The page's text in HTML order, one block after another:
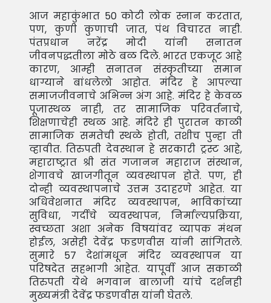
आज महाकुंभात 50 कोटी लोक स्नान करतात,
पण, कुणी कुणाची जात, पंथ विचारत नाही.
पंतप्रधान नरेंद्र मोदी यांनी सनातन
जीवनपद्धतीला मोठे बळ दिले. भारत एकजूट आहे
कारण, आम्ही सनातन संस्कृतीच्या समान
धाग्याने बांधलेलो आहोत. मंदिर हे आपल्या
समाजजीवनाचे अभिन्न अंग आहे. मंदिर हे केवळ
पूजास्थळ नाही, तर सामाजिक परिवर्तनाचे,
शिक्षणाचेही स्थळ आहे. मंदिरे ही पुरातन काळी
सामाजिक समतेची स्थळे होती, तशीच पुन्हा ती
व्हावीत. तिरुपती देवस्थान हे सरकारी ट्रस्ट आहे,
महाराष्ट्रात श्री संत गजानन महाराज संस्थान,
शेगावचे खाजगीतून व्यवस्थापन होते. पण, ही
दोन्ही व्यवस्थापनाचे उत्तम उदाहरणे आहेत. या
अधिवेशनात मंदिर व्यवस्थापन, भाविकांच्या
सुविधा, गर्दीचे व्यवस्थापन, निर्माल्यप्रक्रिया,
स्वच्छता अशा अनेक विषयांवर व्यापक मंथन
होईल, असेही देवेंद्र फडणवीस यांनी सांगितले.
सुमारे 57 देशांमधून मंदिर व्यवस्थापन या
परिषदेत सहभागी आहेत. यापूर्वी आज सकाळी
तिरुपती येथे भगवान बालाजी यांचे दर्शनही
मुख्यमंत्री देवेंद्र फडणवीस यांनी घेतले.